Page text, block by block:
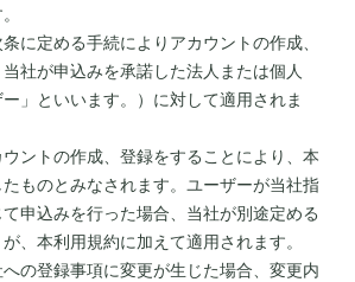
に定める手続によりアカウントの作成、
社が申込みを承諾した法人または個人
ー」といいます。）に対して適用されま
ントの作成、登録をすることにより、本
ものとみなされます。ユーザーが当社指
申込みを行った場合、当社が別途定める
、本利用規約に加えて適用されます。
の登録事項に変更が生じた場合、変更内